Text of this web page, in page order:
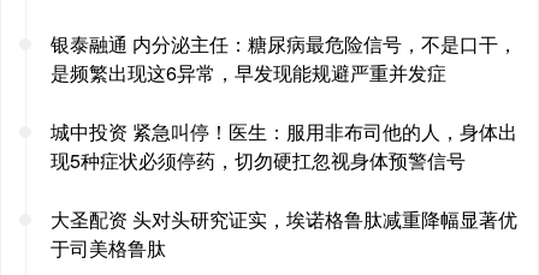
银泰融通 内分泌主任：糖尿病最危险信号，不是口干，
是频繁出现这6异常，早发现能规避严重并发症
城中投资 紧急叫停！医生：服用非布司他的人，身体出
现5种症状必须停药，切勿硬扛忽视身体预警信号
大圣配资 头对头研究证实，埃诺格鲁肽减重降幅显著优
于司美格鲁肽